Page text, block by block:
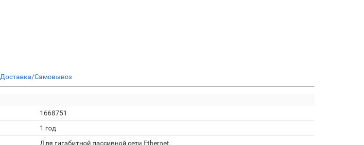
Доставка/Самовывоз
1668751
1 год
Для гигабитной пассивной сети Ethernet.